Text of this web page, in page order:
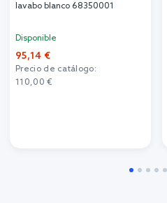
lavabo blanco 68350001
Disponible
95,14 €
Precio de catálogo:
110,00 €